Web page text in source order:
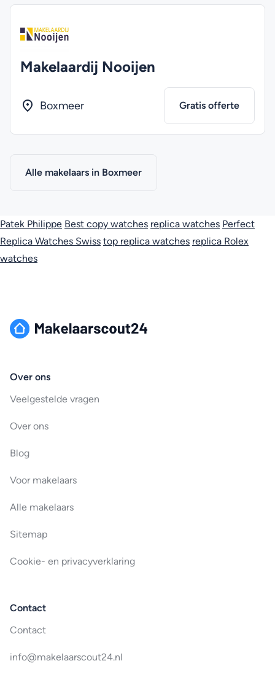
Makelaardij Nooijen
Boxmeer Gratis offerte
Alle makelaars in Boxmeer
Patek Philippe Best copy watches replica watches Perfect
Replica Watches Swiss top replica watches replica Rolex
watches
Over ons
Veelgestelde vragen
Over ons
Blog
Voor makelaars
Alle makelaars
Sitemap
Cookie- en privacyverklaring
Contact
Contact
info@makelaarscout24.nl